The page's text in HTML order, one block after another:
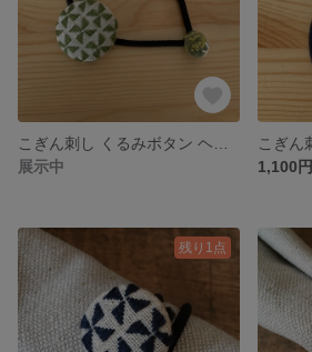
展示中
1,100円
残り1点